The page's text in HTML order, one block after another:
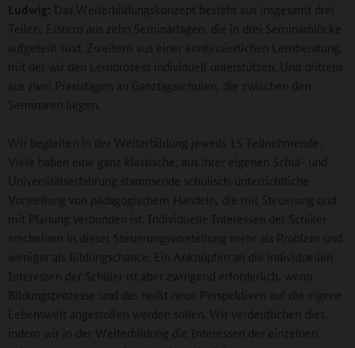
Ludwig: Das Weiterbildungskonzept besteht aus insgesamt drei
Teilen: Erstens aus zehn Seminartagen, die in drei Seminarblöcke
aufgeteilt sind. Zweitens aus einer kontinuierlichen Lernberatung,
mit der wir den Lernprozess individuell unterstützen. Und drittens
aus zwei Praxistagen an Ganztagsschulen, die zwischen den
Seminaren liegen.
Wir begleiten in der Weiterbildung jeweils 15 Teilnehmende.
Viele haben eine ganz klassische, aus ihrer eigenen Schul- und
Universitätserfahrung stammende schulisch-unterrichtliche
Vorstellung von pädagogischem Handeln, die mit Steuerung und
mit Planung verbunden ist. Individuelle Interessen der Schüler
erscheinen in dieser Steuerungsvorstellung mehr als Problem und
weniger als Bildungschance. Ein Anknüpfen an die individuellen
Interessen der Schüler ist aber zwingend erforderlich, wenn
Bildungsprozesse und das heißt neue Perspektiven auf die eigene
Lebenswelt angestoßen werden sollen. Wir verdeutlichen dies,
indem wir in der Weiterbildung die Interessen der einzelnen